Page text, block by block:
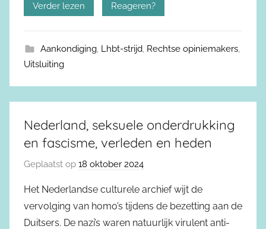
Verder lezen Reageren?
Aankondiging, Lhbt-strijd, Rechtse opiniemakers,
Uitsluiting
Nederland, seksuele onderdrukking
en fascisme, verleden en heden
Geplaatst op 18 oktober 2024
Het Nederlandse culturele archief wijt de
vervolging van homo’s tijdens de bezetting aan de
Duitsers. De nazi’s waren natuurlijk virulent anti-